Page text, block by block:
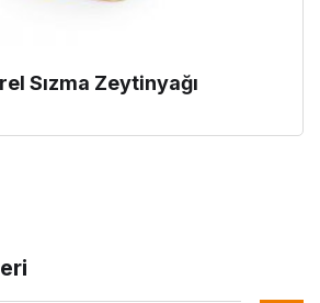
Sızma Zeytinyağı